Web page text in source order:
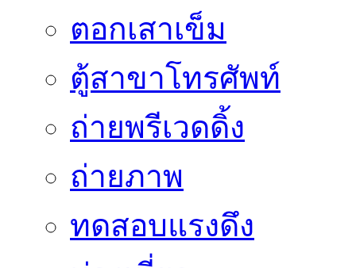
ตอกเสาเข็ม
ตู้สาขาโทรศัพท์
ถ่ายพรีเวดดิ้ง
ถ่ายภาพ
ทดสอบแรงดึง